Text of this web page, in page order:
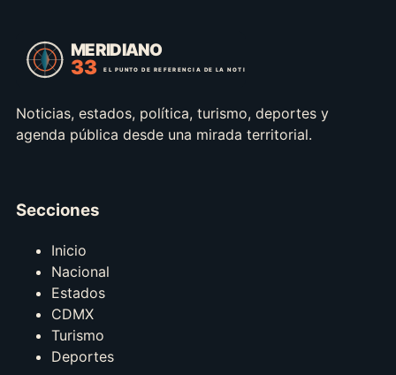
Noticias, estados, política, turismo, deportes y
agenda pública desde una mirada territorial.
Secciones
Inicio
Nacional
Estados
CDMX
Turismo
Deportes